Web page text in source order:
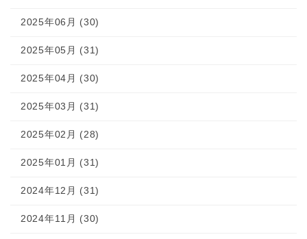
2025年06月 (30)
2025年05月 (31)
2025年04月 (30)
2025年03月 (31)
2025年02月 (28)
2025年01月 (31)
2024年12月 (31)
2024年11月 (30)